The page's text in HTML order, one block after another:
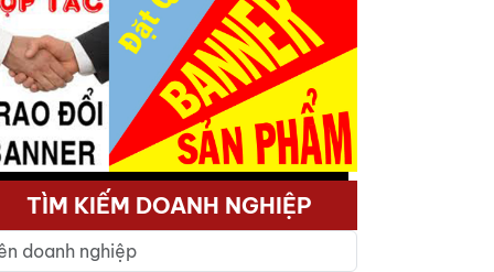
TÌM KIẾM DOANH NGHIỆP